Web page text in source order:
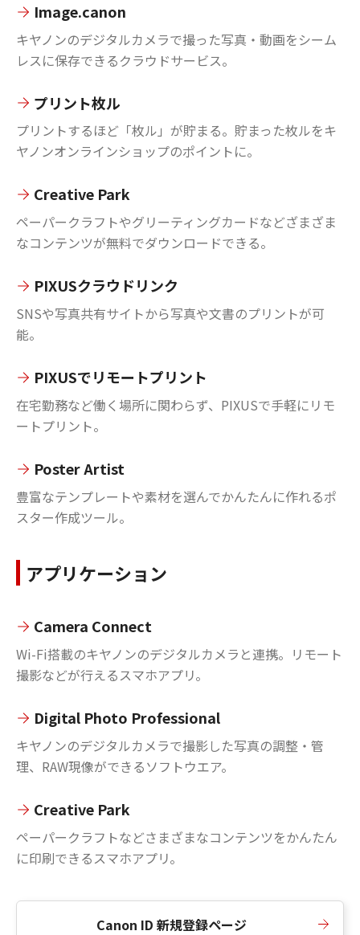
Image.canon
キヤノンのデジタルカメラで撮った写真・動画をシーム
レスに保存できるクラウドサービス。
プリント枚ル
プリントするほど「枚ル」が貯まる。貯まった枚ルをキ
ヤノンオンラインショップのポイントに。
Creative Park
ペーパークラフトやグリーティングカードなどざまざま
なコンテンツが無料でダウンロードできる。
PIXUSクラウドリンク
SNSや写真共有サイトから写真や文書のプリントが可
能。
PIXUSでリモートプリント
在宅勤務など働く場所に関わらず、PIXUSで手軽にリモ
ートプリント。
Poster Artist
豊富なテンプレートや素材を選んでかんたんに作れるポ
スター作成ツール。
アプリケーション
Camera Connect
Wi-Fi搭載のキヤノンのデジタルカメラと連携。リモート
撮影などが行えるスマホアプリ。
Digital Photo Professional
キヤノンのデジタルカメラで撮影した写真の調整・管
理、RAW現像ができるソフトウエア。
Creative Park
ペーパークラフトなどさまざまなコンテンツをかんたん
に印刷できるスマホアプリ。
Canon ID 新規登録ページ